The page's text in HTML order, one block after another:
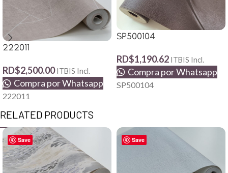
222011
RD$2,500.00 ITBIS Incl.
Compra por Whatsapp
222011
SP500104
RD$1,190.62 ITBIS Incl.
Compra por Whatsapp
SP500104
RELATED PRODUCTS
Save Save